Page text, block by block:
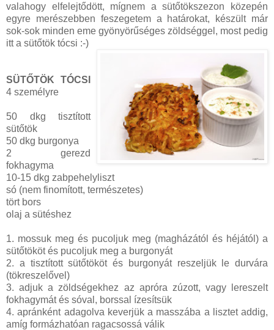
valahogy elfelejtődött, mígnem a sütőtökszezon közepén
egyre merészebben feszegetem a határokat, készült már
sok-sok minden eme gyönyörűséges zöldséggel, most pedig
itt a sütőtök tócsi :-)
SÜTŐTÖK TÓCSI
4 személyre
50 dkg tisztított
sütőtök
50 dkg burgonya
2 gerezd
fokhagyma
10-15 dkg zabpehelyliszt
só (nem finomított, természetes)
tört bors
olaj a sütéshez
1. mossuk meg és pucoljuk meg (magházától és héjától) a
sütőtököt és pucoljuk meg a burgonyát
2. a tisztított sütőtököt és burgonyát reszeljük le durvára
(tökreszelővel)
3. adjuk a zöldségekhez az apróra zúzott, vagy lereszelt
fokhagymát és sóval, borssal ízesítsük
4. apránként adagolva keverjük a masszába a lisztet addig,
amíg formázhatóan ragacsossá válik